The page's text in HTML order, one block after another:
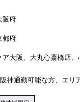
阪府
都府
ア大阪、大丸心斎橋店
神通勤可能な方、エリ